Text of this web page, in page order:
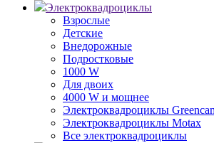
Электроквадроциклы
Взрослые
Детские
Внедорожные
Подростковые
1000 W
Для двоих
4000 W и мощнее
Электроквадроциклы
Электроквадроциклы Motax
Все электроквадроциклы